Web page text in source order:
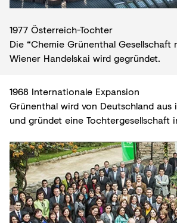
1977 Österreich-Tochter
Die “Chemie Grünenthal Gesellschaft
Wiener Handelskai wird gegründet.
1968 Internationale Expansion
Grünenthal wird von Deutschland aus
und gründet eine Tochtergesellschaft